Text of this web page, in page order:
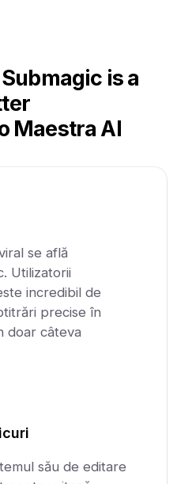
is a
Maestra AI
se află
Utilizatorii
incredibil de
precise în
doar câteva
său de editare